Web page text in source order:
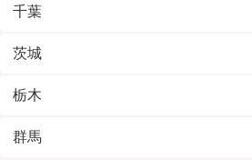
千葉
茨城
栃木
群馬